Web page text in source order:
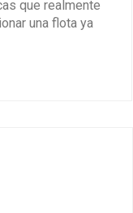
que realmente
una flota ya